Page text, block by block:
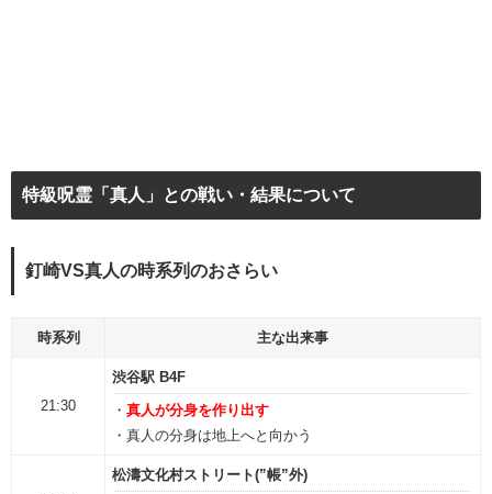
特級呪霊「真人」との戦い・結果について
釘崎VS真人の時系列のおさらい
時系列 主な出来事
21:30
渋谷駅 B4F
・ 真人が分身を作り出す
・真人の分身は地上へと向かう
松濤文化村ストリート(”帳”外)